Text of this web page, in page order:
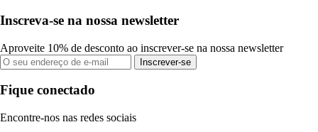
Inscreva-se na nossa newsletter
Aproveite 10% de desconto ao inscrever-se na nossa newsletter
Inscrever-se
Fique conectado
Encontre-nos nas redes sociais